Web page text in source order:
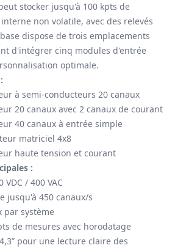
stocker jusqu'à 100 kpts de
non volatile, avec des relevés
dispose de trois emplacements
d'intégrer cinq modules d'entrée
optimale.
à semi-conducteurs 20 canaux
20 canaux avec 2 canaux de courant
40 canaux à entrée simple
matriciel 4x8
haute tension et courant
:
/ 400 VAC
jusqu'à 450 canaux/s
par système
de mesures avec horodatage
pour une lecture claire des